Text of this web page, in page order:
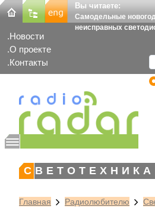
Вы читаете:
Самодельные
неисправных
Новости
О проекте
Контакты
СВЕТОТЕХНИКА
Главная Радиолюбителю